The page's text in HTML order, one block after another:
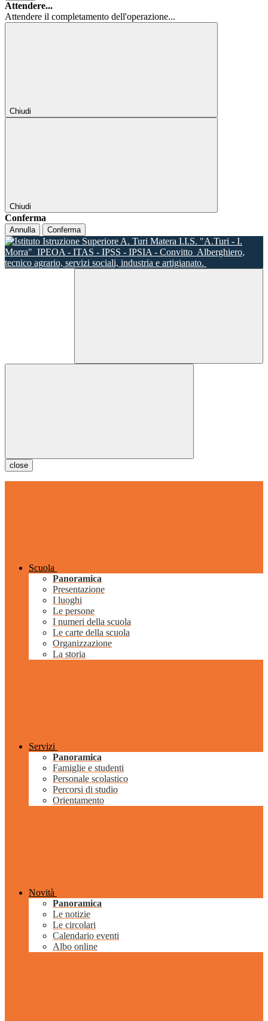
Attendere...
Attendere il completamento dell'operazione...
Chiudi
Chiudi
Conferma
Annulla Conferma
I.I.S. "A.Turi - I.
Morra" IPEOA - ITAS - IPSS - IPSIA - Convitto Alberghiero,
tecnico agrario, servizi sociali, industria e artigianato.
close
Scuola
Panoramica
Presentazione
I luoghi
Le persone
I numeri della scuola
Le carte della scuola
Organizzazione
La storia
Servizi
Panoramica
Famiglie e studenti
Personale scolastico
Percorsi di studio
Orientamento
Novità
Panoramica
Le notizie
Le circolari
Calendario eventi
Albo online